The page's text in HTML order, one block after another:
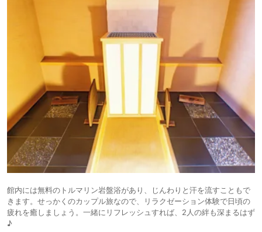
館内には無料のトルマリン岩盤浴があり、じんわりと汗を流すこともで
きます。せっかくのカップル旅なので、リラクゼーション体験で日頃の
疲れを癒しましょう。一緒にリフレッシュすれば、2人の絆も深まるはず
♪